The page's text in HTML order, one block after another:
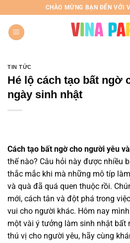
đến
nội
dung
CHÀO MỪNG BẠN ĐẾN VỚI
TIN TỨC
Hé lộ cách tạo bất ngờ
ngày sinh nhật
Cách tạo bất ngờ cho người yêu
thế nào? Câu hỏi này được nhiều
thắc mắc khi mà những mô típ
và quà đã quá quen thuộc rồi.
mới, cách tân và đột phá trong
vui cho người khác. Hôm nay
một vài ý tưởng làm sinh nhật bất
thú vị cho người yêu, hãy cùng